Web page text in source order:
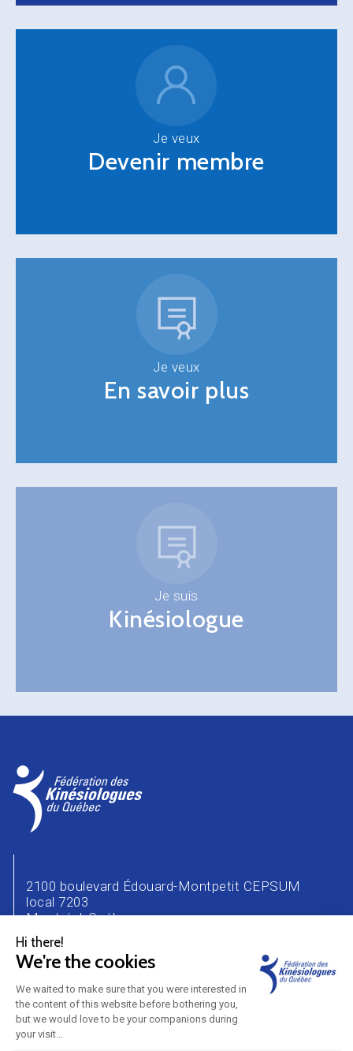
Je veux
Devenir membre
Je veux
En savoir plus
Je suis
Kinésiologue
2100 boulevard Édouard-Montpetit CEPSUM
local 7203
Montréal, Québec
H3T 1J4
Téléphone : 514 343-2471
Courriel :info@kinesiologue.com
NOUS JOINDRE